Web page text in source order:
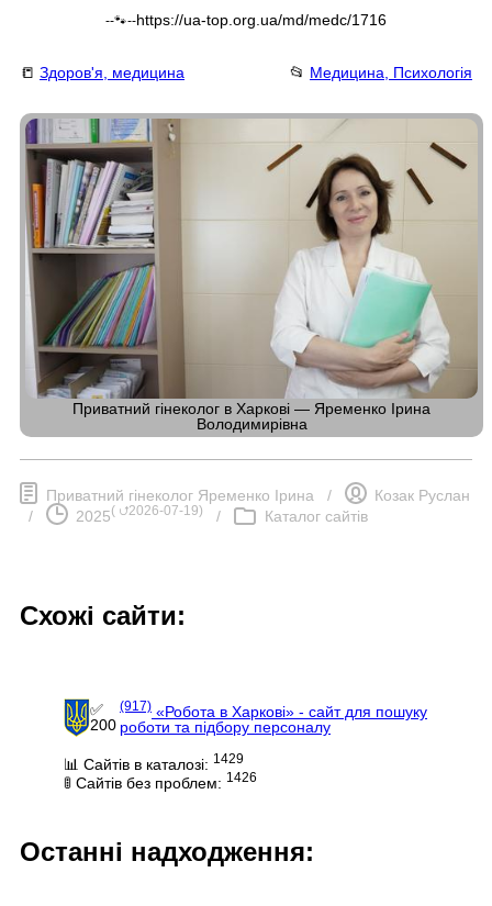
--🐾--https://ua-top.org.ua/md/medc/1716
📒 Здоров'я, медицина 📂 Медицина, Психологія
Приватний гінеколог в Харкові — Яременко Ірина
Володимирівна
Приватний гінеколог Яременко Ірина /
Козак Руслан
/
2025( ⮍2026-07-19) / Каталог сайтів
Схожі сайти:
✅
200
(917)«Робота в Харкові» - сайт для пошуку
роботи та підбору персоналу
📊 Сайтів в каталозі: 1429
🚦 Сайтів без проблем: 1426
Останні надходження: